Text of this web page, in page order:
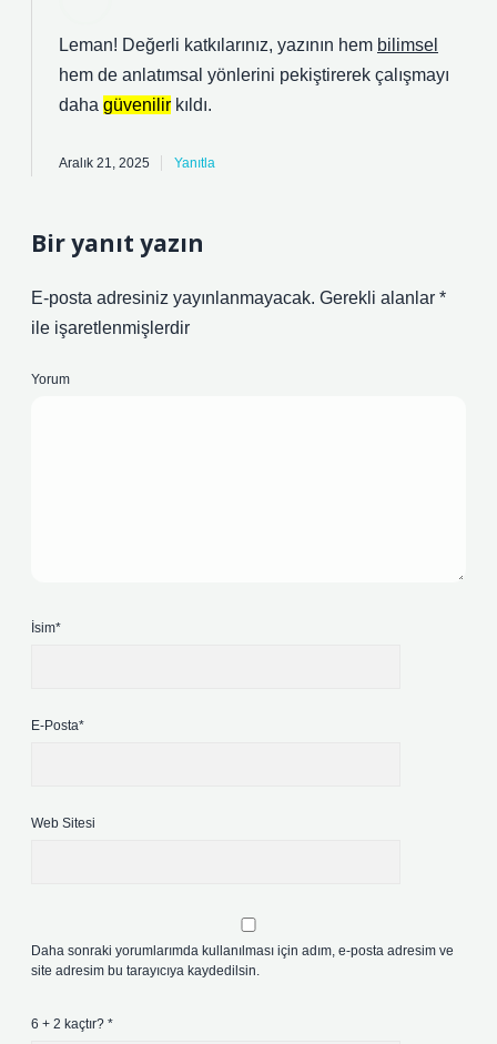
Leman! Değerli katkılarınız, yazının hem bilimsel
hem de anlatımsal yönlerini pekiştirerek çalışmayı
daha güvenilir kıldı.
Aralık 21, 2025 Yanıtla
Bir yanıt yazın
E-posta adresiniz yayınlanmayacak. Gerekli alanlar *
ile işaretlenmişlerdir
Yorum
İsim*
E-Posta*
Web Sitesi
Daha sonraki yorumlarımda kullanılması için adım, e-posta adresim ve
site adresim bu tarayıcıya kaydedilsin.
6 + 2 kaçtır? *